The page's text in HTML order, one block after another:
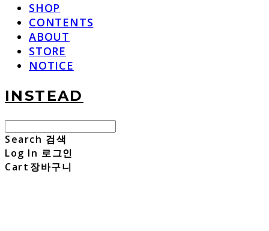
SHOP
CONTENTS
ABOUT
STORE
NOTICE
INSTEAD
Search 검색
Log In 로그인
Cart 장바구니